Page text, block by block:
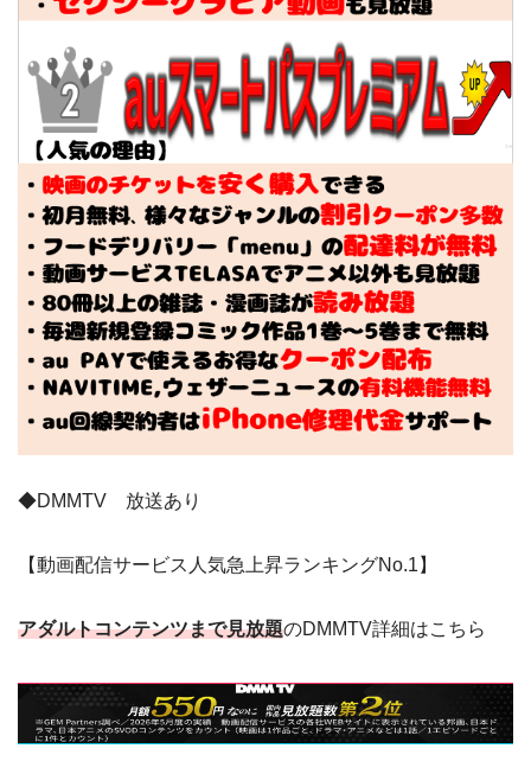
◆DMMTV 放送あり
【動画配信サービス人気急上昇ランキングNo.1】
アダルトコンテンツまで見放題のDMMTV詳細はこちら